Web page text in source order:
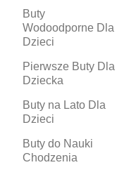
Buty
Wodoodporne Dla
Dzieci
Pierwsze Buty Dla
Dziecka
Buty na Lato Dla
Dzieci
Buty do Nauki
Chodzenia